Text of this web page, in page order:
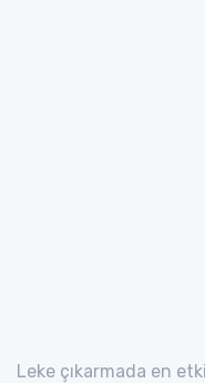
Leke çıkarmada en